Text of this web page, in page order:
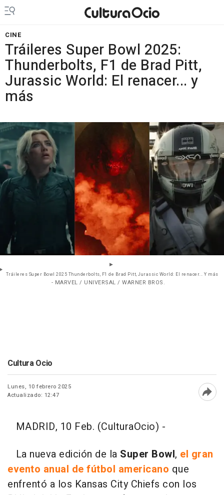
CINE
Tráileres Super Bowl 2025:
Thunderbolts, F1 de Brad Pitt,
Jurassic World: El renacer... y
más
Tráileres Super Bowl 2025 Thunderbolts, F1 de Brad Pitt, Jurassic World: El renacer... Y más
- MARVEL / UNIVERSAL / WARNER BROS.
Cultura Ocio
Lunes, 10 febrero 2025
Actualizado: 12:47
MADRID, 10 Feb. (CulturaOcio) -
La nueva edición de la Super Bowl, el gran
evento anual de fútbol americano que
enfrentó a los Kansas City Chiefs con los